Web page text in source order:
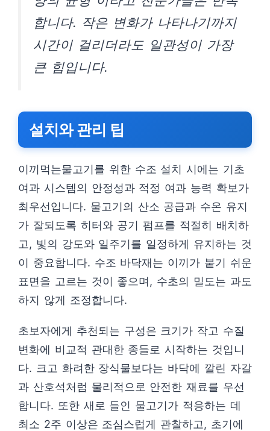
합니다. 작은 변화가 나타나기까지
시간이 걸리더라도 일관성이 가장
큰 힘입니다.
설치와 관리 팁
이끼먹는물고기를 위한 수조 설치 시에는 기초
여과 시스템의 안정성과 적정 여과 능력 확보가
최우선입니다. 물고기의 산소 공급과 수온 유지
가 잘되도록 히터와 공기 펌프를 적절히 배치하
고, 빛의 강도와 일주기를 일정하게 유지하는 것
이 중요합니다. 수조 바닥재는 이끼가 붙기 쉬운
표면을 고르는 것이 좋으며, 수초의 밀도는 과도
하지 않게 조정합니다.
초보자에게 추천되는 구성은 크기가 작고 수질
변화에 비교적 관대한 종들로 시작하는 것입니
다. 크고 화려한 장식물보다는 바닥에 깔린 자갈
과 산호석처럼 물리적으로 안전한 재료를 우선
합니다. 또한 새로 들인 물고기가 적응하는 데
최소 2주 이상은 조심스럽게 관찰하고, 초기에